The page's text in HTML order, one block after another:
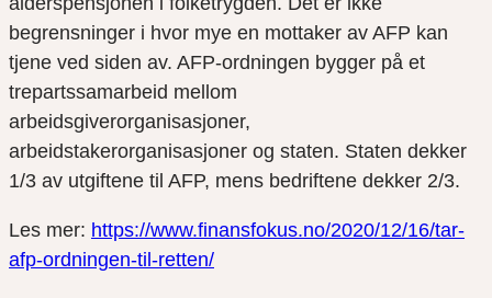
begrensninger i hvor mye en mottaker av AFP kan
tjene ved siden av. AFP-ordningen bygger på et
trepartssamarbeid mellom
arbeidsgiverorganisasjoner,
arbeidstakerorganisasjoner og staten. Staten dekker
1/3 av utgiftene til AFP, mens bedriftene dekker 2/3.
Les mer: https://www.finansfokus.no/2020/12/16/tar-
afp-ordningen-til-retten/